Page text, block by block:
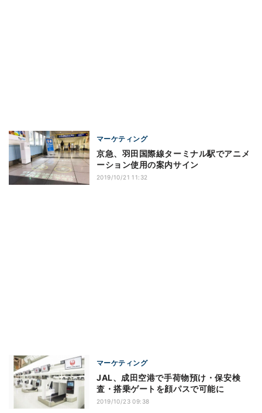
マーケティング
京急、羽田国際線ターミナル駅でアニメ
ーション使用の案内サイン
2019/10/21 11:32
マーケティング
JAL、成田空港で手荷物預け・保安検
査・搭乗ゲートを顔パスで可能に
2019/10/23 09:38